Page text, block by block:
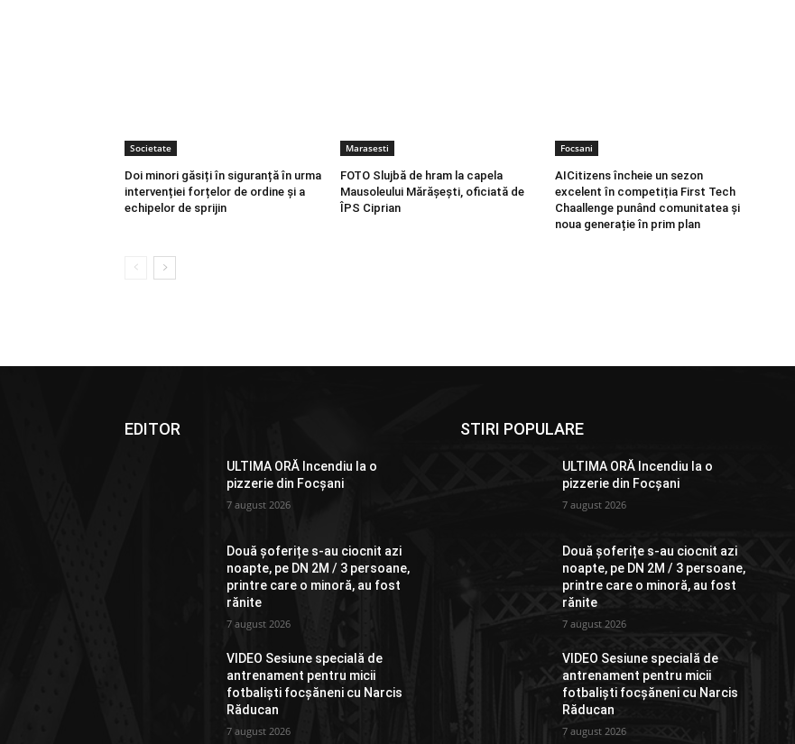
Societate
Doi minori găsiți în siguranță în urma
intervenției forțelor de ordine și a
echipelor de sprijin
Marasesti
FOTO Slujbă de hram la capela
Mausoleului Mărășești, oficiată de
ÎPS Ciprian
Focsani
AICitizens încheie un sezon
excelent în competiția First Tech
Chaallenge punând comunitatea și
noua generație în prim plan
EDITOR
ULTIMA ORĂ Incendiu la o
pizzerie din Focșani
7 august 2026
Două șoferițe s-au ciocnit azi
noapte, pe DN 2M / 3 persoane,
printre care o minoră, au fost
rănite
7 august 2026
VIDEO Sesiune specială de
antrenament pentru micii
fotbaliști focșăneni cu Narcis
Răducan
7 august 2026
STIRI POPULARE
ULTIMA ORĂ Incendiu la o
pizzerie din Focșani
7 august 2026
Două șoferițe s-au ciocnit azi
noapte, pe DN 2M / 3 persoane,
printre care o minoră, au fost
rănite
7 august 2026
VIDEO Sesiune specială de
antrenament pentru micii
fotbaliști focșăneni cu Narcis
Răducan
7 august 2026